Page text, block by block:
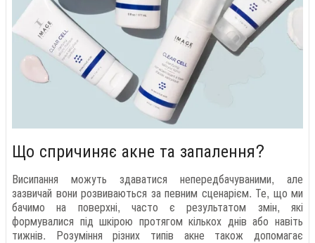
Що спричиняє акне та запалення?
Висипання можуть здаватися непередбачуваними, але
зазвичай вони розвиваються за певним сценарієм. Те, що ми
бачимо на поверхні, часто є результатом змін, які
формувалися під шкірою протягом кількох днів або навіть
тижнів. Розуміння різних типів акне також допомагає